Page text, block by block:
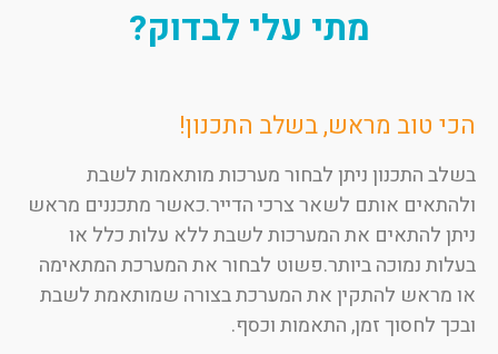
מתי עלי לבדוק?
הכי טוב מראש, בשלב התכנון!
בשלב התכנון ניתן לבחור מערכות מותאמות לשבת
ולהתאים אותם לשאר צרכי הדייר.כאשר מתכננים מראש
ניתן להתאים את המערכות לשבת ללא עלות כלל או
בעלות נמוכה ביותר.פשוט לבחור את המערכת המתאימה
או מראש להתקין את המערכת בצורה שמותאמת לשבת
ובכך לחסוך זמן, התאמות וכסף.